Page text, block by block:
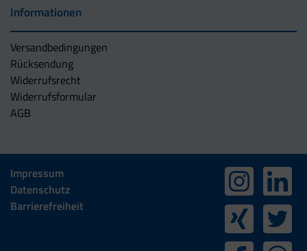
Informationen
Versandbedingungen
Rücksendung
Widerrufsrecht
Widerrufsformular
AGB
Impressum
Datenschutz
Barrierefreiheit